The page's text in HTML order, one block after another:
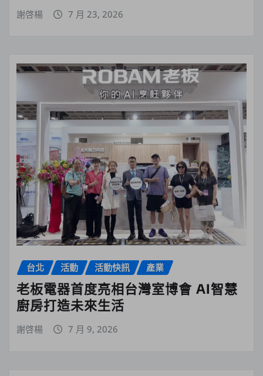
謝啓楊 7 月 23, 2026
台北 活動 活動快訊 產業
老板電器首度亮相台灣室博會 AI智慧
廚房打造未來生活
謝啓楊 7 月 9, 2026